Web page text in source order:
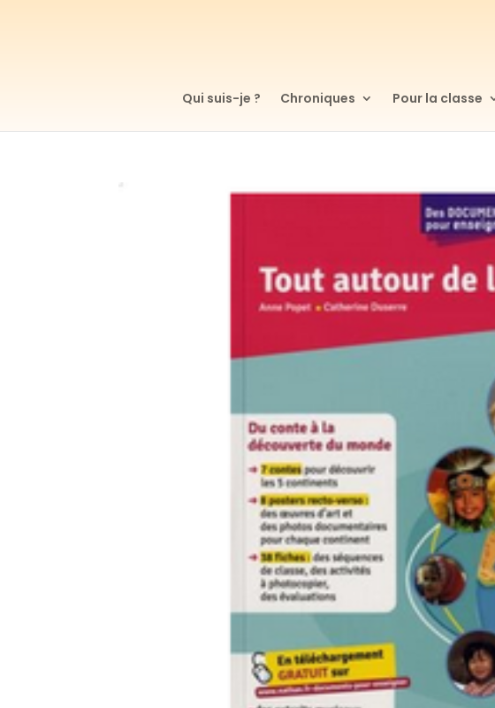
Qui suis-je ? Chroniques Pour la classe